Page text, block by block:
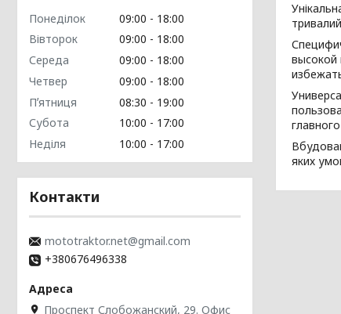
высокой
яких
Понеділок 09:00
18:00
Вівторок
09:00
18:00
Середа
09:00
18:00
Четвер
09:00
18:00
Пʼятниця
08:30
19:00
Субота
10:00
17:00
Неділя
10:00 17:00
Контакти
mototraktor.net@gmail.com
+380676496338
Проспект Слобожанский, 29. Офис